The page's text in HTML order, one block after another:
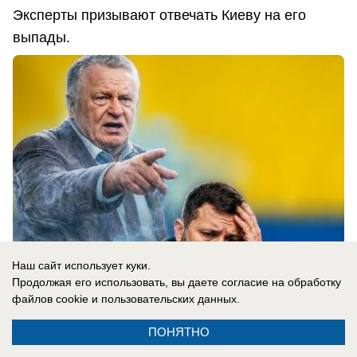
Эксперты призывают отвечать Киеву на его
выпады.
Наш сайт использует куки.
Продолжая его использовать, вы даете согласие на обработку
файлов cookie и пользовательских данных.
ПОНЯТНО